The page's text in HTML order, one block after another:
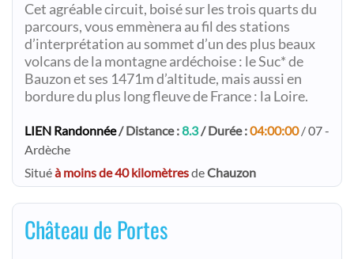
Cet agréable circuit, boisé sur les trois quarts du
parcours, vous emmènera au fil des stations
d’interprétation au sommet d’un des plus beaux
volcans de la montagne ardéchoise : le Suc* de
Bauzon et ses 1471m d’altitude, mais aussi en
bordure du plus long fleuve de France : la Loire.
LIEN Randonnée/ Distance :8.3/ Durée :04:00:00/ 07 -
Ardèche
Situéà moins de 40 kilomètresdeChauzon
Château de Portes